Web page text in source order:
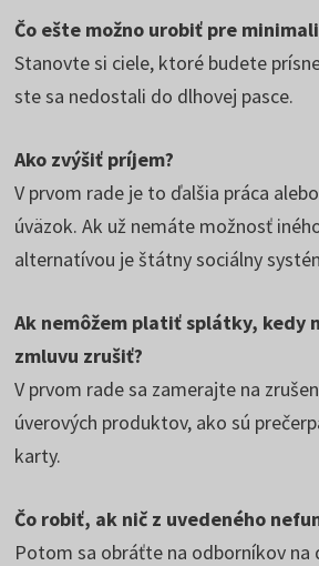
Čo ešte možno urobiť pre
Stanovte si ciele, ktoré budete
ste sa nedostali do dlhovej pasce.
Ako zvýšiť príjem?
V prvom rade je to ďalšia práca
úväzok. Ak už nemáte možnosť
alternatívou je štátny sociálny
Ak nemôžem platiť splátky, kedy
zmluvu zrušiť?
V prvom rade sa zamerajte na
úverových produktov, ako sú
karty.
Čo robiť, ak nič z uvedeného
Potom sa obráťte na odborníkov na